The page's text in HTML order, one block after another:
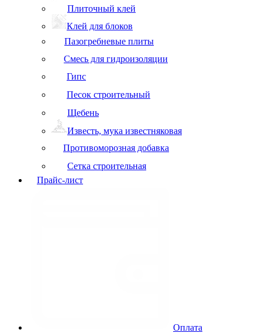
Плиточный клей
Клей для блоков
Пазогребневые плиты
Смесь для гидроизоляции
Гипс
Песок строительный
Щебень
Известь, мука известняковая
Противоморозная добавка
Сетка строительная
Прайс-лист
Оплата